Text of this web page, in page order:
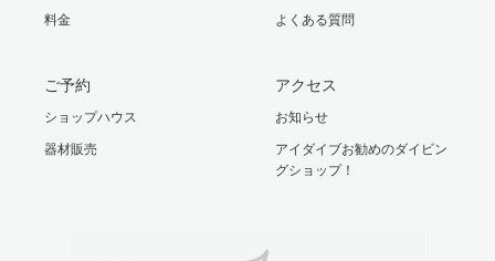
料金
よくある質問
ご予約
ショップハウス
器材販売
アクセス
お知らせ
アイダイブお勧めのダイビン
グショップ！